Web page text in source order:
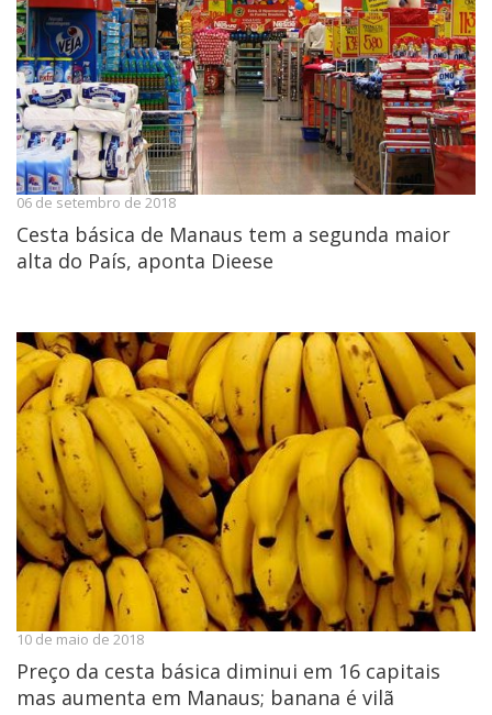
06 de setembro de 2018
Cesta básica de Manaus tem a segunda maior
alta do País, aponta Dieese
10 de maio de 2018
Preço da cesta básica diminui em 16 capitais
mas aumenta em Manaus; banana é vilã